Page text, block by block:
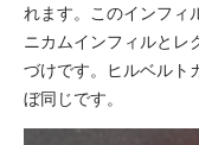
れます。このインフィ
ニカムインフィルとレ
づけです。ヒルベルト
ぼ同じです。